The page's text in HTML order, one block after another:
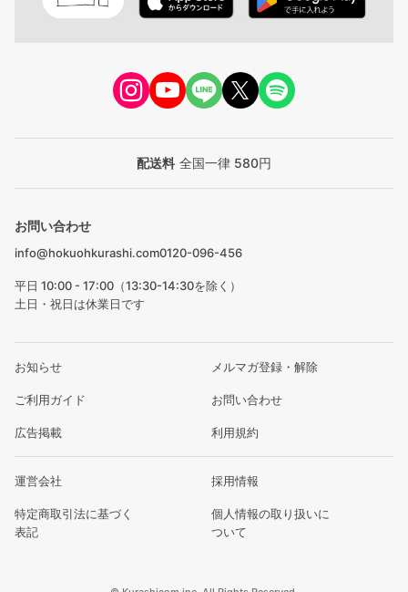
配送料 全国一律 580円
お問い合わせ
info@hokuohkurashi.com0120-096-456
平日 10:00 - 17:00（13:30-14:30を除く）
土日・祝日は休業日です
お知らせ メルマガ登録・解除
ご利用ガイド お問い合わせ
広告掲載 利用規約
運営会社 採用情報
特定商取引法に基づく
表記
個人情報の取り扱いに
ついて